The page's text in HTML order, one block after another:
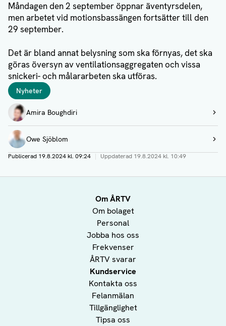
Måndagen den 2 september öppnar äventyrsdelen,
men arbetet vid motionsbassängen fortsätter till den
29 september.
Det är bland annat belysning som ska förnyas, det ska
göras översyn av ventilationsaggregaten och vissa
snickeri- och målararbeten ska utföras.
Taggar
Nyheter
Författare
Amira Boughdiri
Visa profil
Owe Sjöblom
Visa profil
Publicerad 19.8.2024 kl. 09:24 | Uppdaterad 19.8.2024 kl. 10:49
Om ÅRTV
Om bolaget
Personal
Jobba hos oss
Frekvenser
ÅRTV svarar
Kundservice
Kontakta oss
Felanmälan
Tillgänglighet
Tipsa oss